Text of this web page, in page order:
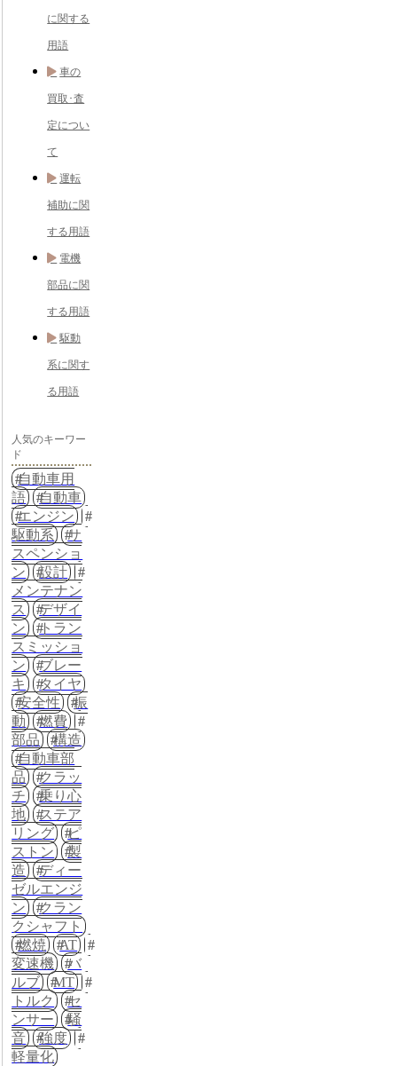
に関する
用語
車の
買取･査
定につい
て
運転
補助に関
する用語
電機
部品に関
する用語
駆動
系に関す
る用語
人気のキーワー
ド
自動車用
語
自動車
エンジン
駆動系
サ
スペンショ
ン
設計
メンテナン
ス
デザイ
ン
トラン
スミッショ
ン
ブレー
キ
タイヤ
安全性
振
動
燃費
部品
構造
自動車部
品
クラッ
チ
乗り心
地
ステア
リング
ピ
ストン
製
造
ディー
ゼルエンジ
ン
クラン
クシャフト
燃焼
AT
変速機
バ
ルブ
MT
トルク
セ
ンサー
騒
音
強度
軽量化